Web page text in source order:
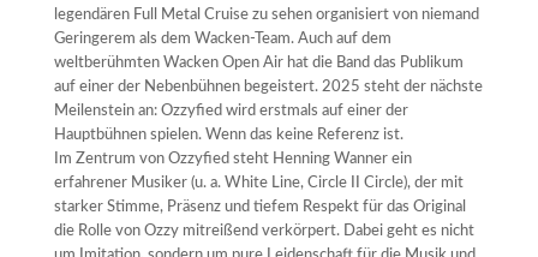
legendären Full Metal Cruise zu sehen organisiert von niemand
Geringerem als dem Wacken-Team. Auch auf dem
weltberühmten Wacken Open Air hat die Band das Publikum
auf einer der Nebenbühnen begeistert. 2025 steht der nächste
Meilenstein an: Ozzyfied wird erstmals auf einer der
Hauptbühnen spielen. Wenn das keine Referenz ist.
Im Zentrum von Ozzyfied steht Henning Wanner ein
erfahrener Musiker (u. a. White Line, Circle II Circle), der mit
starker Stimme, Präsenz und tiefem Respekt für das Original
die Rolle von Ozzy mitreißend verkörpert. Dabei geht es nicht